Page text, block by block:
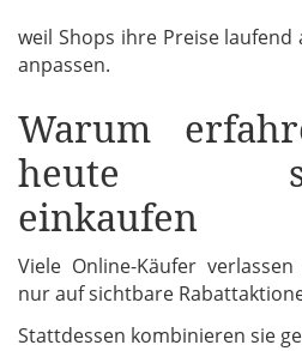
weil Shops ihre Preise
anpassen.
Warum
heute
einkaufen
Viele Online-Käufer
nur auf sichtbare
Stattdessen kombinieren sie